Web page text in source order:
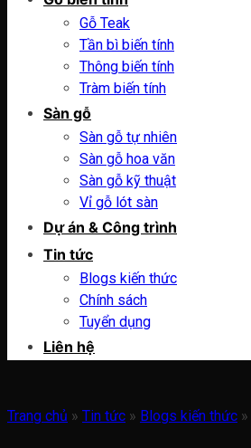
Gỗ Teak
Tần bì biến tính
Thông biến tính
Tràm biến tính
Sàn gỗ
Sàn gỗ tự nhiên
Sàn gỗ hoa văn
Sàn gỗ kỹ thuật
Vỉ gỗ lót sàn
Dự án & Công trình
Tin tức
Blogs kiến thức
Chính sách
Tuyển dụng
Liên hệ
Trang chủ » Tin tức » Blogs kiến thức »